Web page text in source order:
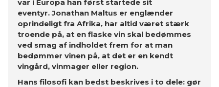
var i Europa han først startede sit
eventyr. Jonathan Maltus er englænder
oprindeligt fra Afrika, har altid været stærk
troende på, at en flaske vin skal bedømmes
ved smag af indholdet frem for at man
bedømmer vinen på, at det er en kendt
vingård, vinmager eller region.
Hans filosofi kan bedst beskrives i to dele: gør